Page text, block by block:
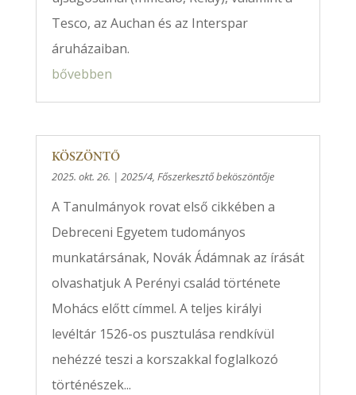
Tesco, az Auchan és az Interspar
áruházaiban.
bővebben
KÖSZÖNTŐ
2025. okt. 26. | 2025/4, Főszerkesztő beköszöntője
A Tanulmányok rovat első cikkében a
Debreceni Egyetem tudományos
munkatársának, Novák Ádámnak az írását
olvashatjuk A Perényi család története
Mohács előtt címmel. A teljes királyi
levéltár 1526-os pusztulása rendkívül
nehézzé teszi a korszakkal foglalkozó
történészek...